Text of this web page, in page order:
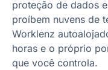
proteção de dados
proíbem nuvens de
Worklenz
horas e o próprio
que você controla.